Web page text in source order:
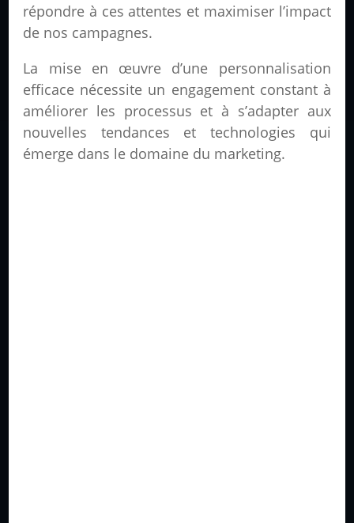
répondre à ces attentes et maximiser l’impact
de nos campagnes.
La mise en œuvre d’une personnalisation
efficace nécessite un engagement constant à
améliorer les processus et à s’adapter aux
nouvelles tendances et technologies qui
émerge dans le domaine du marketing.